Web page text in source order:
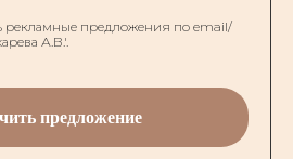
рекламные предложения по email/
А.В.'.
предложение